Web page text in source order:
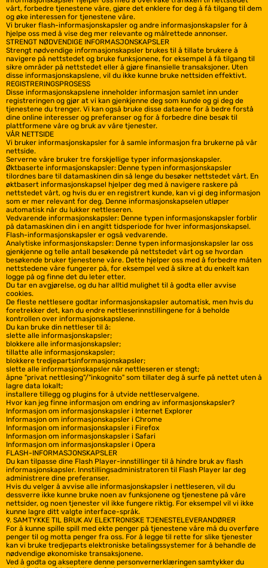
vårt, forbedre tjenestene våre, gjøre det enklere for deg å få tilgang til dem
og øke interessen for tjenestene våre.
Vi bruker flash-informasjonskapsler og andre informasjonskapsler for å
hjelpe oss med å vise deg mer relevante og målrettede annonser.
STRENGT NØDVENDIGE INFORMASJONSKAPSLER
Strengt nødvendige informasjonskapsler brukes til å tillate brukere å
navigere på nettstedet og bruke funksjonene, for eksempel å få tilgang til
sikre områder på nettstedet eller å gjøre finansielle transaksjoner. Uten
disse informasjonskapslene, vil du ikke kunne bruke nettsiden effektivt.
REGISTRERINGSPROSESS
Disse informasjonskapslene inneholder informasjon samlet inn under
registreringen og gjør at vi kan gjenkjenne deg som kunde og gi deg de
tjenestene du trenger. Vi kan også bruke disse dataene for å bedre forstå
dine online interesser og preferanser og for å forbedre dine besøk til
plattformene våre og bruk av våre tjenester.
VÅR NETTSIDE
Vi bruker informasjonskapsler for å samle informasjon fra brukerne på vår
nettside.
Serverne våre bruker tre forskjellige typer informasjonskapsler.
Øktbaserte informasjonskapsler: Denne typen informasjonskapsler
tilordnes bare til datamaskinen din så lenge du besøker nettstedet vårt. En
øktbasert informasjonskapsel hjelper deg med å navigere raskere på
nettstedet vårt, og hvis du er en registrert kunde, kan vi gi deg informasjon
som er mer relevant for deg. Denne informasjonskapselen utløper
automatisk når du lukker nettleseren.
Vedvarende informasjonskapsler: Denne typen informasjonskapsler forblir
på datamaskinen din i en angitt tidsperiode for hver informasjonskapsel.
Flash-informasjonskapsler er også vedvarende.
Analytiske informasjonskapsler: Denne typen informasjonskapsler lar oss
gjenkjenne og telle antall besøkende på nettstedet vårt og se hvordan
besøkende bruker tjenestene våre. Dette hjelper oss med å forbedre måten
nettstedene våre fungerer på, for eksempel ved å sikre at du enkelt kan
logge på og finne det du leter etter.
Du tar en avgjørelse, og du har alltid mulighet til å godta eller avvise
cookies.
De fleste nettlesere godtar informasjonskapsler automatisk, men hvis du
foretrekker det, kan du endre nettleserinnstillingene for å beholde
kontrollen over informasjonskapslene.
Du kan bruke din nettleser til å:
slette alle informasjonskapsler;
blokkere alle informasjonskapsler;
tillatte alle informasjonskapsler;
blokkere tredjepartsinformasjonskapsler;
slette alle informasjonskapsler når nettleseren er stengt;
åpne "privat nettlesing"/"inkognito" som tillater deg å surfe på nettet uten å
lagre data lokalt;
installere tillegg og plugins for å utvide nettleservalgene.
Hvor kan jeg finne informasjon om endring av informasjonskapsler?
Informasjon om informasjonskapsler i Internet Explorer
Informasjon om informasjonskapsler i Chrome
Informasjon om informasjonskapsler i Firefox
Informasjon om informasjonskapsler i Safari
Informasjon om informasjonskapsler i Opera
FLASH-INFORMASJONSKAPSLER
Du kan tilpasse dine Flash Player-innstillinger til å hindre bruk av flash
informasjonskapsler. Innstillingsadministratoren til Flash Player lar deg
administrere dine preferanser.
Hvis du velger å avvise alle informasjonskapsler i nettleseren, vil du
dessverre ikke kunne bruke noen av funksjonene og tjenestene på våre
nettsider, og noen tjenester vil ikke fungere riktig. For eksempel vil vi ikke
kunne lagre ditt valgte interface-språk.
9. SAMTYKKE TIL BRUK AV ELEKTRONISKE TJENESTELEVERANDØRER
For å kunne spille spill med ekte penger på tjenestene våre må du overføre
penger til og motta penger fra oss. For å legge til rette for slike tjenester
kan vi bruke tredjeparts elektroniske betalingssystemer for å behandle de
nødvendige økonomiske transaksjonene.
Ved å godta og akseptere denne personvernerklæringen samtykker du